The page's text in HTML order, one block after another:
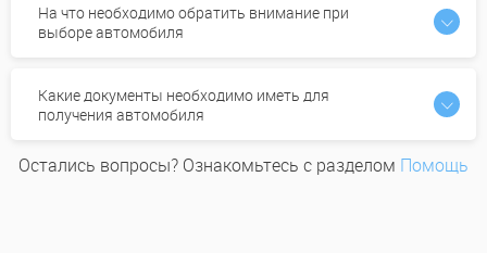
На что необходимо обратить внимание при
выборе автомобиля
Какие документы необходимо иметь для
получения автомобиля
Остались вопросы? Ознакомьтесь с разделом Помощь